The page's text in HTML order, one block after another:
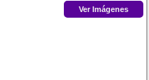
Ver Imágenes